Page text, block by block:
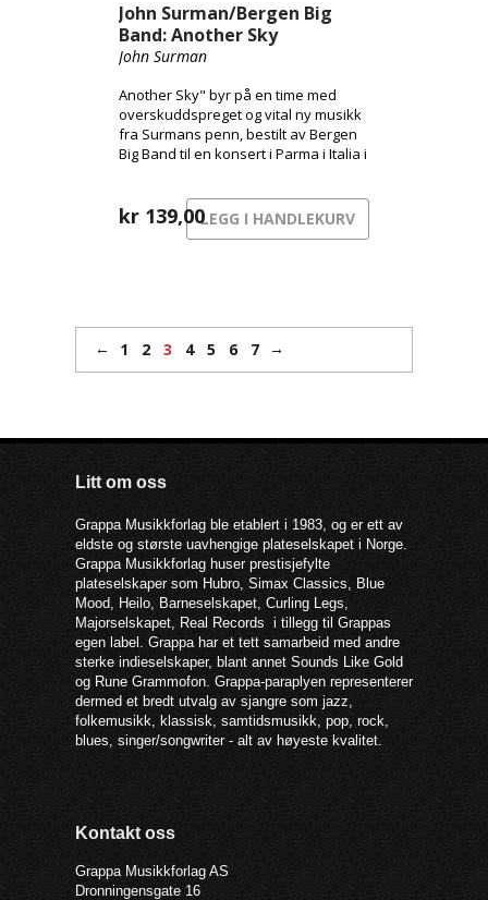
John Surman/Bergen Big
Band: Another Sky
John Surman
Another Sky" byr på en time med
overskuddspreget og vital ny musikk
fra Surmans penn, bestilt av Bergen
Big Band til en konsert i Parma i Italia i
kr 139,00LEGG I HANDLEKURV
← 1 2 3 4 5 6 7 →
Litt om oss
Grappa Musikkforlag ble etablert i 1983, og er ett av
eldste og største uavhengige plateselskapet i Norge.
Grappa Musikkforlag huser prestisjefylte
plateselskaper som Hubro, Simax Classics, Blue
Mood, Heilo, Barneselskapet, Curling Legs,
Majorselskapet, Real Records i tillegg til Grappas
egen label. Grappa har et tett samarbeid med andre
sterke indieselskaper, blant annet Sounds Like Gold
og Rune Grammofon. Grappa-paraplyen representerer
dermed et bredt utvalg av sjangre som jazz,
folkemusikk, klassisk, samtidsmusikk, pop, rock,
blues, singer/songwriter - alt av høyeste kvalitet.
Kontakt oss
Grappa Musikkforlag AS
Dronningensgate 16